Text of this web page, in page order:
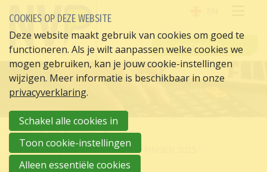
INLOGGEN
HOME
HR ACTUEEL
AANGIFTETIJDVAKKEN LOONHEFFINGEN 2025
GEPUBLICEERD
COOKIES OP DEZE WEBSITE
Deze website maakt gebruik van cookies om goed te
functioneren. Als je wilt aanpassen welke cookies we
mogen gebruiken, kan je jouw cookie-instellingen
wijzigen. Meer informatie is beschikbaar in onze
privacyverklaring.
Schakel alle cookies in
Toon cookie-instellingen
Alleen essentiële cookies